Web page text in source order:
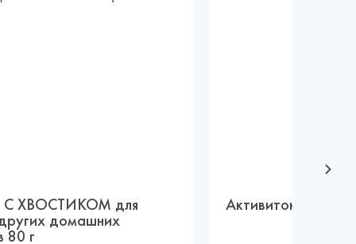
С ХВОСТИКОМ для
домашних
80 г
Активитон 10 мл